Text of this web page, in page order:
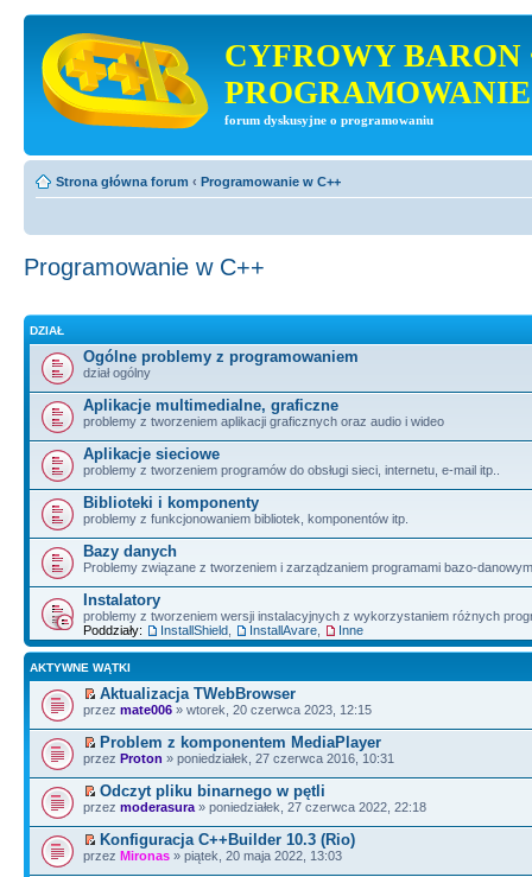
CYFROWY BARON
PROGRAMOWANIE
forum dyskusyjne o programowaniu
Strona główna forum ‹ Programowanie w C++
Programowanie w C++
DZIAŁ
Ogólne problemy z programowaniem
dział ogólny
Aplikacje multimedialne, graficzne
problemy z tworzeniem aplikacji graficznych oraz audio i wideo
Aplikacje sieciowe
problemy z tworzeniem programów do obsługi sieci, internetu, e-mail itp..
Biblioteki i komponenty
problemy z funkcjonowaniem bibliotek, komponentów itp.
Bazy danych
Problemy związane z tworzeniem i zarządzaniem programami bazo-
Instalatory
problemy z tworzeniem wersji instalacyjnych z wykorzystaniem różnych
Poddziały:
InstallShield InstallAvare Inne
AKTYWNE WĄTKI
Aktualizacja TWebBrowser
przez mate006 » wtorek, 20 czerwca 2023, 12:15
Problem z komponentem MediaPlayer
przez Proton » poniedziałek, 27 czerwca 2016, 10:31
Odczyt pliku binarnego w pętli
przez moderasura » poniedziałek, 27 czerwca 2022, 22:18
Konfiguracja C++Builder 10.3 (Rio)
przez Mironas » piątek, 20 maja 2022, 13:03